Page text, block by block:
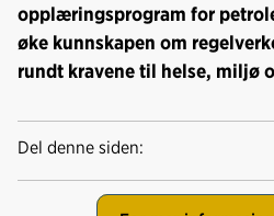
opplæringsprogram for
øke kunnskapen om
rundt kravene til helse, miljø
Del denne siden: